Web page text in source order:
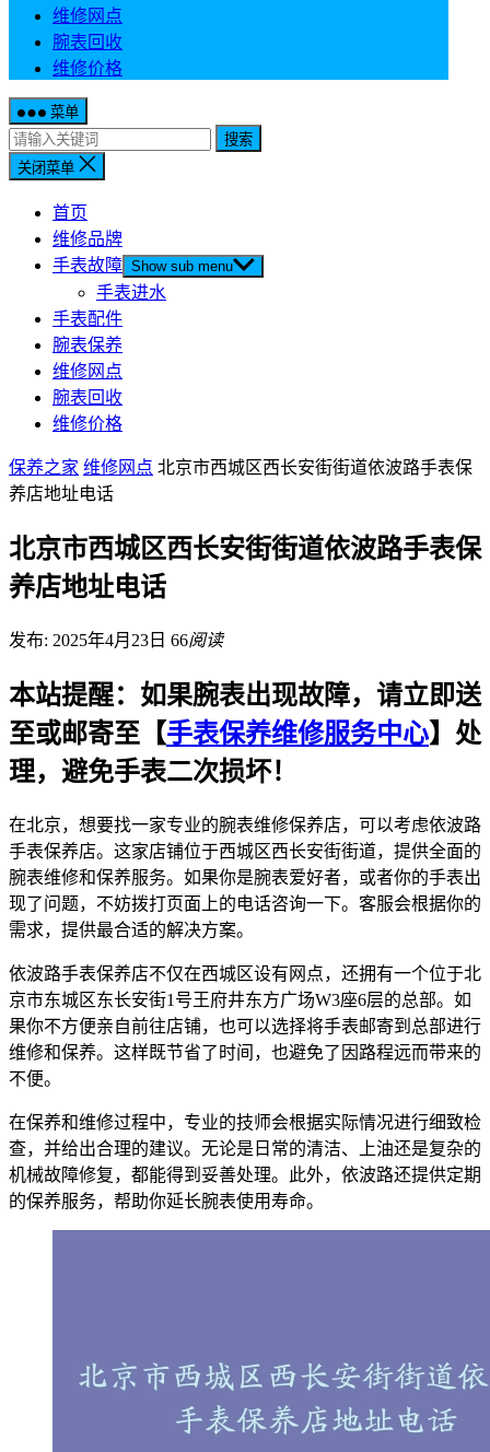
维修网点
腕表回收
维修价格
菜单
搜索
关闭菜单
首页
维修品牌
手表故障 Show sub menu
手表进水
手表配件
腕表保养
维修网点
腕表回收
维修价格
保养之家 维修网点 北京市西城区西长安街街道依波路手表保
养店地址电话
北京市西城区西长安街街道依波路手表保
养店地址电话
发布: 2025年4月23日 66阅读
本站提醒：如果腕表出现故障，请立即送
至或邮寄至【手表保养维修服务中心】处
理，避免手表二次损坏！
在北京，想要找一家专业的腕表维修保养店，可以考虑依波路
手表保养店。这家店铺位于西城区西长安街街道，提供全面的
腕表维修和保养服务。如果你是腕表爱好者，或者你的手表出
现了问题，不妨拨打页面上的电话咨询一下。客服会根据你的
需求，提供最合适的解决方案。
依波路手表保养店不仅在西城区设有网点，还拥有一个位于北
京市东城区东长安街1号王府井东方广场W3座6层的总部。如
果你不方便亲自前往店铺，也可以选择将手表邮寄到总部进行
维修和保养。这样既节省了时间，也避免了因路程远而带来的
不便。
在保养和维修过程中，专业的技师会根据实际情况进行细致检
查，并给出合理的建议。无论是日常的清洁、上油还是复杂的
机械故障修复，都能得到妥善处理。此外，依波路还提供定期
的保养服务，帮助你延长腕表使用寿命。